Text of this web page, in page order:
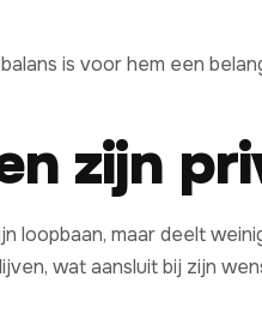
is voor hem een
zijn
loopbaan, maar deelt
wat aansluit bij zijn